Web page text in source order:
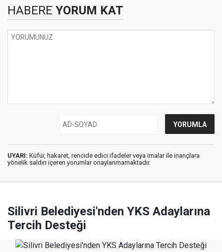
HABERE YORUM KAT
UYARI: Küfür, hakaret, rencide edici ifadeler veya imalar ile inançlara
yönelik saldırı içeren yorumlar onaylanmamaktadır.
Silivri Belediyesi'nden YKS Adaylarına
Tercih Desteği